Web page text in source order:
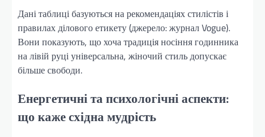
Дані таблиці базуються на рекомендаціях стилістів і
правилах ділового етикету (джерело: журнал Vogue).
Вони показують, що хоча традиція носіння годинника
на лівій руці універсальна, жіночий стиль допускає
більше свободи.
Енергетичні та психологічні аспекти:
що каже східна мудрість